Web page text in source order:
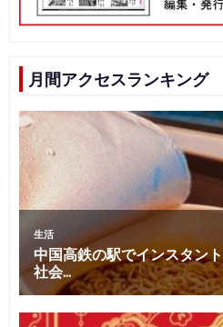
月間アクセスランキング